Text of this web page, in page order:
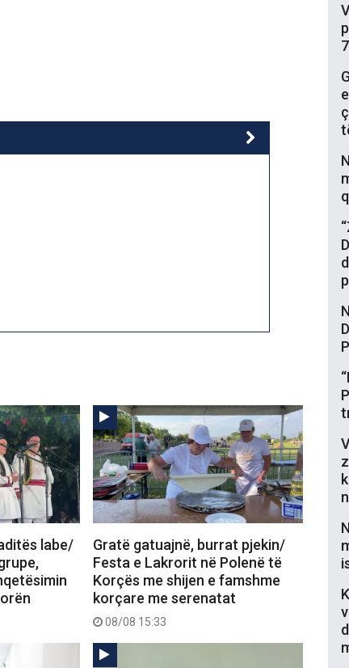
labe/
Gratë gatuajnë, burrat pjekin/
Festa e Lakrorit në Polenë të
Korçës me shijen e famshme
korçare me serenatat
08/08 15:33